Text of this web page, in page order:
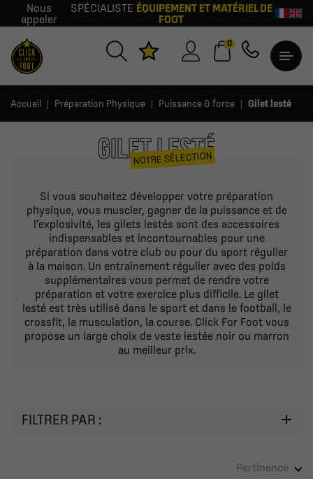
Nous
appeler
SPÉCIALISTE ÉQUIPEMENT ET MATÉRIEL DE
FOOT
0
Accueil Préparation Physique Puissance & force Gilet lesté
GILET LESTÉ
NOTRE SÉLECTION
Si vous souhaitez développer votre préparation
physique, vous muscler, gagner de la puissance et de
l’explosivité, les gilets lestés sont des accessoires
indispensables et incontournables pour une
préparation dans votre club ou pour du sport régulier
à la maison. Un entraînement régulier avec des poids
supplémentaires vous permet de rendre votre
préparation et votre exercice plus difficile. Le gilet
lesté est très utilisé dans le sport et dans le football, le
crossfit, la musculation, la course. Click For Foot vous
propose un large choix de veste lestée noir ou marron
au meilleur prix.
FILTRER PAR :
Pertinence